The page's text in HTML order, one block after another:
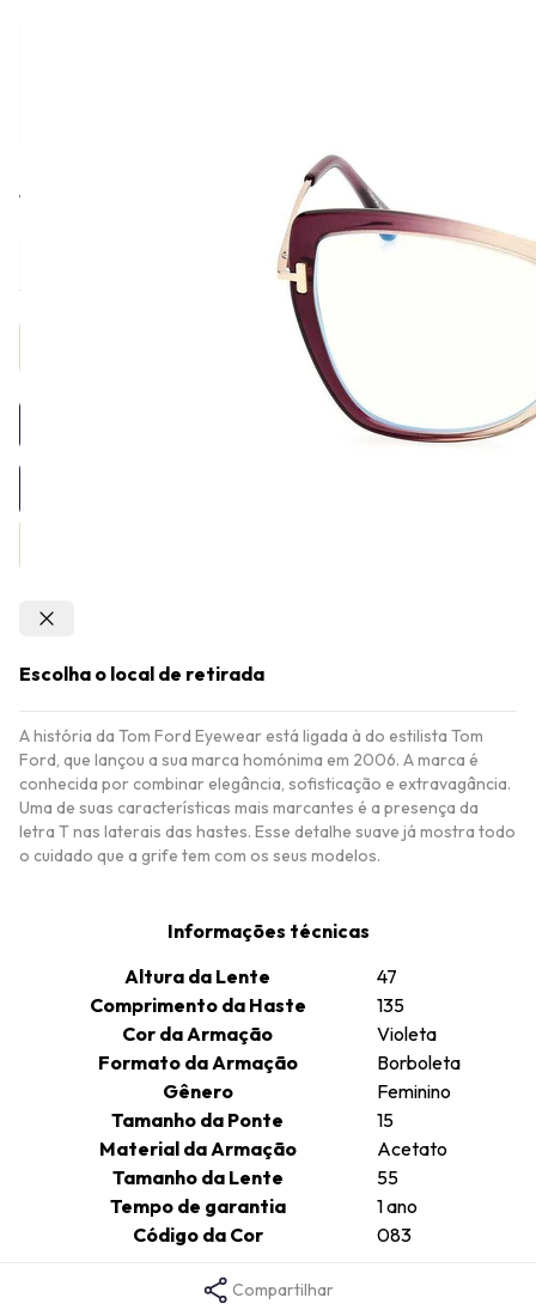
Tamanho
Provador Virtual
Escolha o local de retirada
A história da Tom Ford Eyewear está ligada à do estilista Tom
Ford, que lançou a sua marca homónima em 2006. A marca é
conhecida por combinar elegância, sofisticação e extravagância.
Uma de suas características mais marcantes é a presença da
letra T nas laterais das hastes. Esse detalhe suave já mostra todo
o cuidado que a grife tem com os seus modelos.
Informações técnicas
Altura da Lente
47
Comprimento da Haste
135
Cor da Armação
Violeta
Formato da Armação
Borboleta
Gênero
Feminino
Tamanho da Ponte
15
Material da Armação
Acetato
Tamanho da Lente
55
Tempo de garantia
1 ano
Código da Cor
083
Compartilhar